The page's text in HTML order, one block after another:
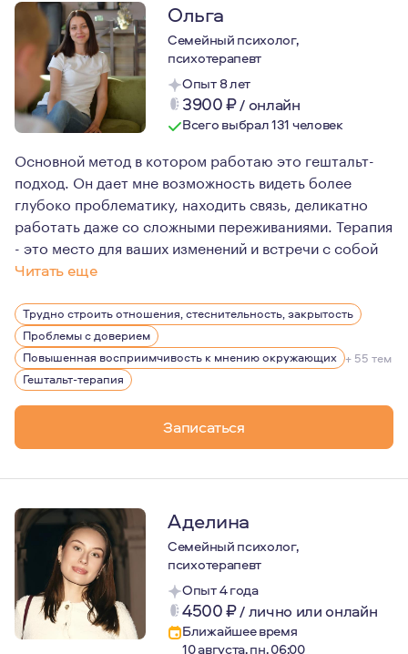
Ольга
Семейный психолог,
психотерапевт
Опыт 8 лет
3900₽/ онлайн
Всего выбрал 131 человек
Основной метод в котором работаю это гештальт-
подход. Он дает мне возможность видеть более
глубоко проблематику, находить связь, деликатно
работать даже со сложными переживаниями. Терапия
- это место для ваших изменений и встречи с собой
Читать еще
Более 10 лет назад я пришла в психологию с личным
Трудно строить отношения, стеснительность, закрытость
Проблемы с доверием
Повышенная восприимчивость к мнению окружающих + 55 тем
Гештальт-терапия
Записаться
Аделина
Семейный психолог,
психотерапевт
Опыт 4 года
4500₽/лично или онлайн
Ближайшее время
10 августа, пн, 06:00